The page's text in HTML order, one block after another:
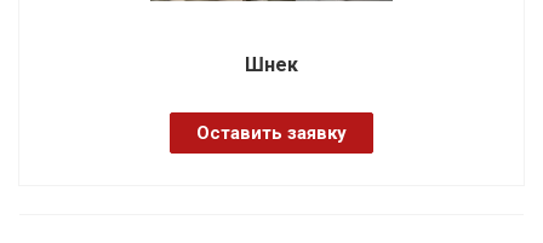
Шнек
Оставить заявку